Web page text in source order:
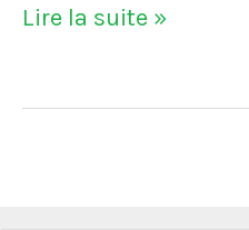
VIDÉO
L'arbitre
Lire la suite »